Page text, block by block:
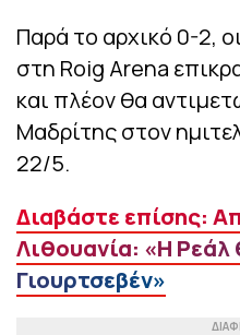
Παρά το αρχικό 0-2,
στη Roig Arena
και πλέον θα
Μαδρίτης στον
22/5.
Διαβάστε επίσης:
Λιθουανία: «Η
Γιουρτσεβέν»